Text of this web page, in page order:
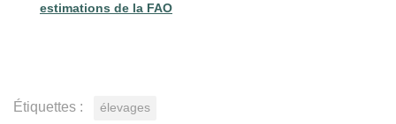
estimations de la FAO
Étiquettes : élevages